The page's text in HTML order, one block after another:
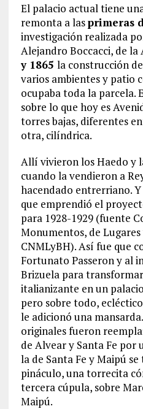
El palacio actual tiene
remonta a lasprimeras
investigación realizada
Alejandro Boccacci, de la
y 1865 la construcción
varios ambientes y patio
ocupaba toda la parcela.
sobre lo que hoy es
torres bajas, diferentes
otra, cilíndrica.
Allí vivieron los Haedo y
cuando la vendieron a
hacendado entrerriano.
que emprendió el
para 1928-1929 (fuente
Monumentos, de
CNMLyBH). Así fue que
Fortunato Passeron y al
Brizuela para
italianizante en un
pero sobre todo,
le adicionó una
originales fueron
de Alvear y Santa Fe por
la de Santa Fe y Maipú
pináculo, una torrecita
tercera cúpula, sobre
Maipú.